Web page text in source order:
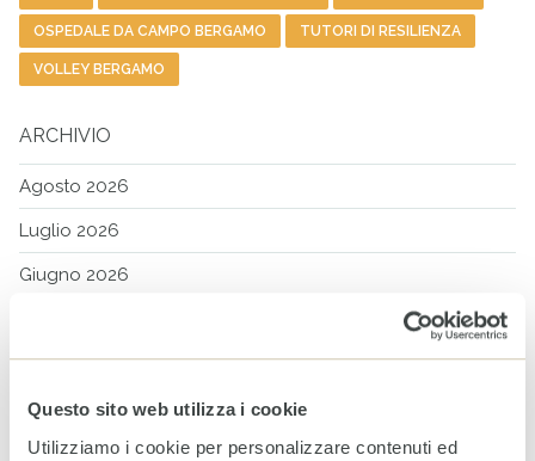
Questo sito web utilizza i cookie
Utilizziamo i cookie per personalizzare contenuti ed
OSPEDALE DA CAMPO BERGAMO TUTORI DI RESILIENZA
VOLLEY BERGAMO
ARCHIVIO
Agosto 2026
Luglio 2026
Giugno 2026
Aprile 2026
Marzo 2026